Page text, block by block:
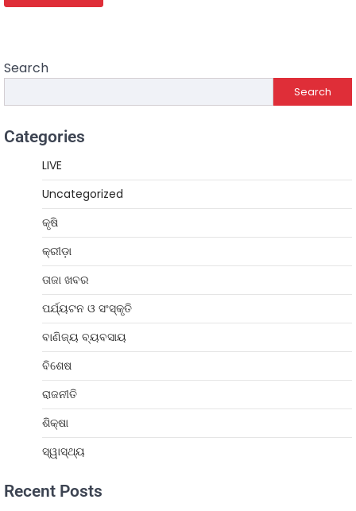
Search
Search
Categories
LIVE
Uncategorized
କୃଷି
କ୍ରୀଡ଼ା
ତାଜା ଖବର
ପର୍ଯ୍ୟଟନ ଓ ସଂସ୍କୃତି
ବାଣିଜ୍ୟ ବ୍ୟବସାୟ
ବିଶେଷ
ରାଜନୀତି
ଶିକ୍ଷା
ସ୍ୱାସ୍ଥ୍ୟ
Recent Posts